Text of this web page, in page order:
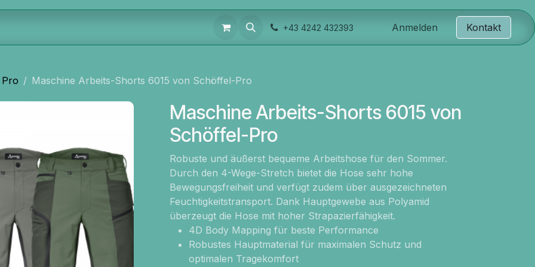
+43 4242 432393 Anmelden Kontakt
Maschine Arbeits-Shorts 6015 von Schöffel-Pro
Maschine Arbeits-Shorts 6015 von
Schöffel-Pro
Robuste und äußerst bequeme Arbeitshose für den Sommer.
Durch den 4-Wege-Stretch bietet die Hose sehr hohe
Bewegungsfreiheit und verfügt zudem über ausgezeichneten
Feuchtigkeitstransport. Dank Hauptgewebe aus Polyamid
überzeugt die Hose mit hoher Strapazierfähigkeit.
4D Body Mapping für beste Performance
Robustes Hauptmaterial für maximalen Schutz und
optimalen Tragekomfort